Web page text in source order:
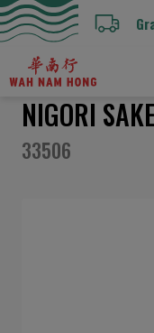
NIGORI
33506